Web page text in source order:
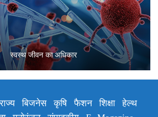
स्वस्थ जीवन का अधिकार
बिजनेस कृषि फैशन शिक्षा
हेल्थ